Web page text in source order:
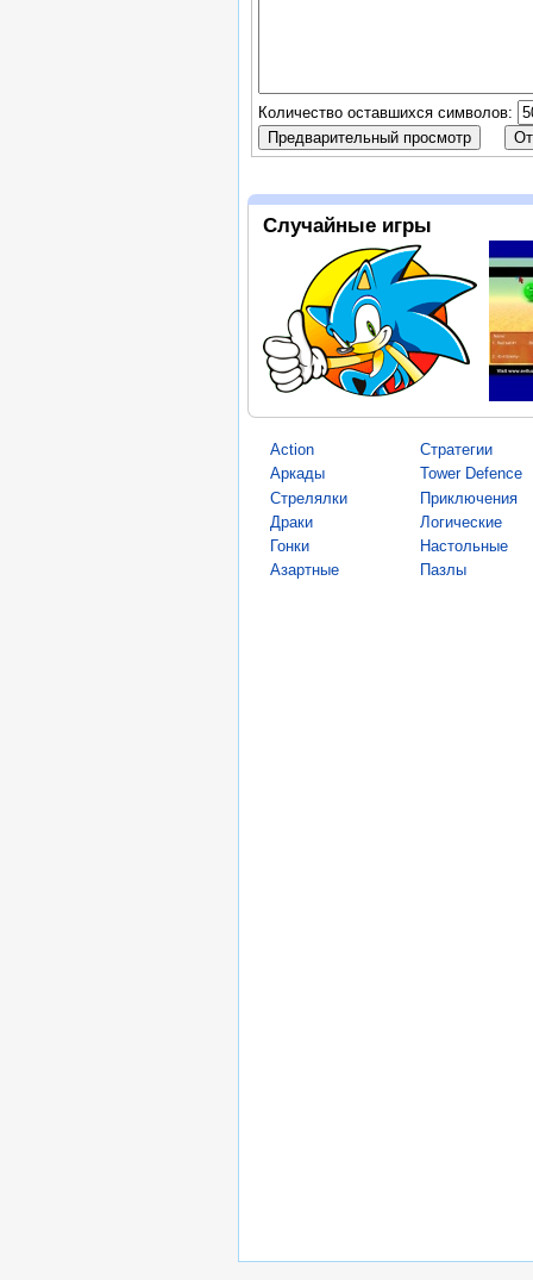
Количество оставшихся символов:
Случайные игры
Action
Аркады
Стрелялки
Драки
Гонки
Азартные
Стратегии
Tower Defence
Приключения
Логические
Настольные
Пазлы